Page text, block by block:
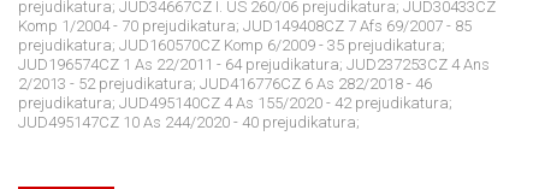
prejudikatura; JUD34667CZ I. ÚS 260/06 prejudikatura; JUD30433CZ
Komp 1/2004 - 70 prejudikatura; JUD149408CZ 7 Afs 69/2007 - 85
prejudikatura; JUD160570CZ Komp 6/2009 - 35 prejudikatura;
JUD196574CZ 1 As 22/2011 - 64 prejudikatura; JUD237253CZ 4 Ans
2/2013 - 52 prejudikatura; JUD416776CZ 6 As 282/2018 - 46
prejudikatura; JUD495140CZ 4 As 155/2020 - 42 prejudikatura;
JUD495147CZ 10 As 244/2020 - 40 prejudikatura;